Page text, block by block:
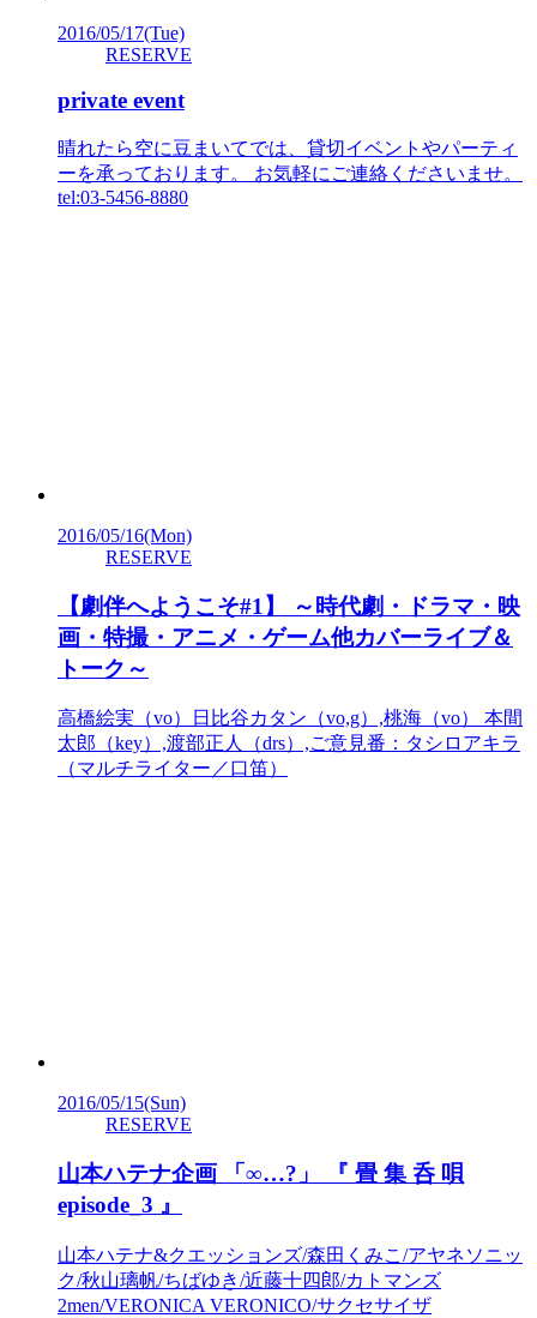
2016/05/17(Tue)
RESERVE
private event
晴れたら空に豆まいてでは、貸切イベントやパーティ
ーを承っております。 お気軽にご連絡くださいませ。
tel:03-5456-8880
2016/05/16(Mon)
RESERVE
【劇伴へようこそ#1】 ～時代劇・ドラマ・映
画・特撮・アニメ・ゲーム他カバーライブ＆
トーク～
高橋絵実（vo）日比谷カタン（vo,g）,桃海（vo） 本間
太郎（key）,渡部正人（drs）,ご意見番：タシロアキラ
（マルチライター／口笛）
2016/05/15(Sun)
RESERVE
山本ハテナ企画 「∞…?」 『 畳 集 呑 唄
episode_3 』
山本ハテナ&クエッションズ/森田くみこ/アヤネソニッ
ク/秋山璃帆/ちばゆき/近藤十四郎/カトマンズ
2men/VERONICA VERONICO/サクセサイザ